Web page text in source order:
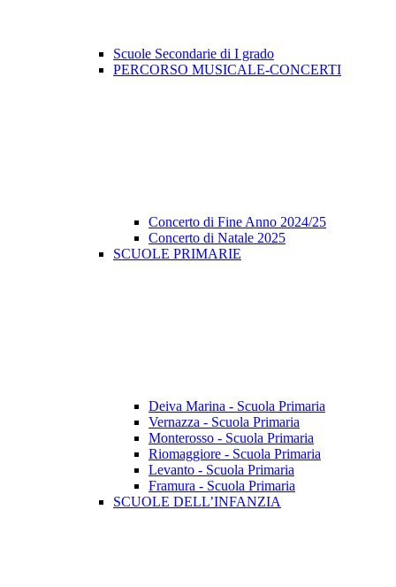
Scuole Secondarie di I grado
PERCORSO MUSICALE-CONCERTI
Concerto di Fine Anno 2024/25
Concerto di Natale 2025
SCUOLE PRIMARIE
Deiva Marina - Scuola Primaria
Vernazza - Scuola Primaria
Monterosso - Scuola Primaria
Riomaggiore - Scuola Primaria
Levanto - Scuola Primaria
Framura - Scuola Primaria
SCUOLE DELL’INFANZIA